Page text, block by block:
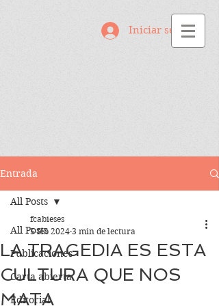
Iniciar sesión
Entrada
All Posts
Publicaciones
Carta abierta
Editorial
All Posts
LA TRAGEDIA ES ESTA
CULTURA QUE NOS
MATA
fcabieses
5 feb 2024 3 min de lectura